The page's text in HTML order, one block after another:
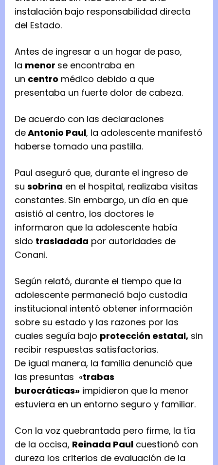
instalación bajo responsabilidad directa
del Estado.
Antes de ingresar a un hogar de paso,
la menor se encontraba en
un centro médico debido a que
presentaba un fuerte dolor de cabeza.
De acuerdo con las declaraciones
deAntonio Paul, la adolescente manifestó
haberse tomado una pastilla.
Paul aseguró que, durante el ingreso de
su sobrina en el hospital, realizaba visitas
constantes. Sin embargo, un día en que
asistió al centro, los doctores le
informaron que la adolescente había
sido trasladada por autoridades de
Conani.
Según relató, durante el tiempo que la
adolescente permaneció bajo custodia
institucional intentó obtener información
sobre su estado y las razones por las
cuales seguía bajo protección estatal, sin
recibir respuestas satisfactorias.
De igual manera, la familia denunció que
las presuntas «trabas
burocráticas» impidieron que la menor
estuviera en un entorno seguro y familiar.
Con la voz quebrantada pero firme, la tía
de la occisa, Reinada Paul cuestionó con
dureza los criterios de evaluación de la